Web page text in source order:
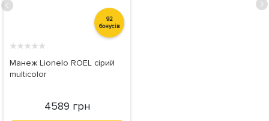
92
бонусів
★★★★★
Манеж Lionelo ROEL сірий
multicolor
4589 грн